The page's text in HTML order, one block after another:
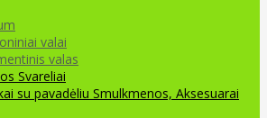
valai
valas
Svareliai
su pavadėliu Smulkmenos, Aksesuarai